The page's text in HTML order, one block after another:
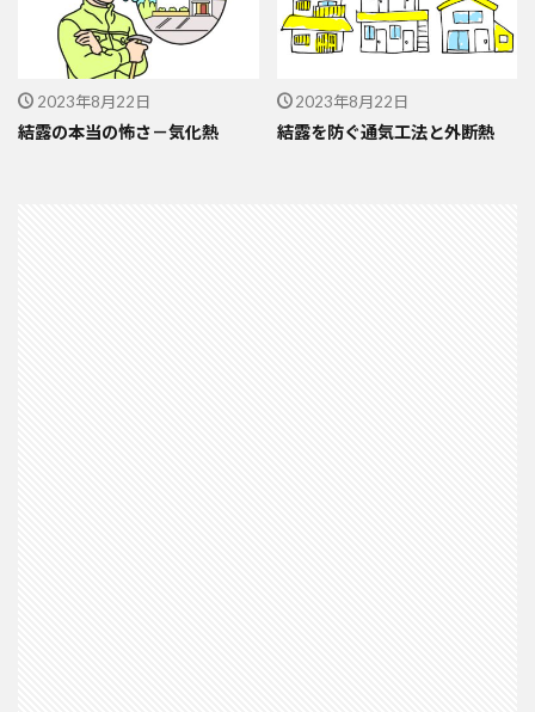
2023年8月22日
結露の本当の怖さ－気化熱
2023年8月22日
結露を防ぐ通気工法と外断熱